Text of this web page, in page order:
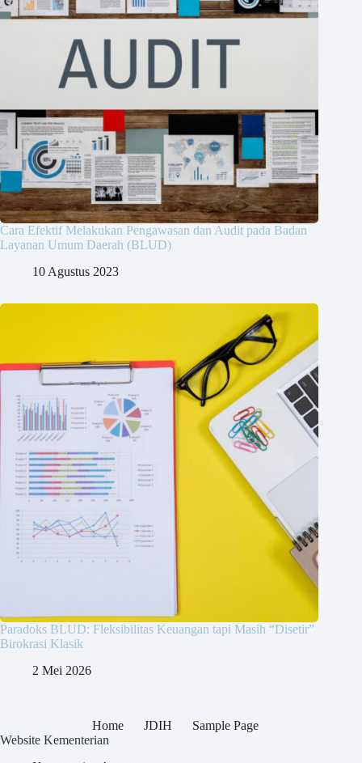
Cara Efektif Melakukan Pengawasan dan Audit pada Badan
Layanan Umum Daerah (BLUD)
10 Agustus 2023
Paradoks BLUD: Fleksibilitas Keuangan tapi Masih “Disetir”
Birokrasi Klasik
2 Mei 2026
Home JDIH
Sample Page
Website Kementerian